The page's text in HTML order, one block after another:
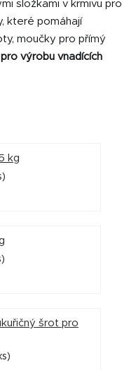
složkami v krmivu pro
které pomáhají
moučky pro přímý
výrobu vnadících
kg
šrot pro